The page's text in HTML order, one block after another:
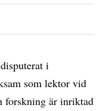
i
som lektor vid
forskning är inriktad